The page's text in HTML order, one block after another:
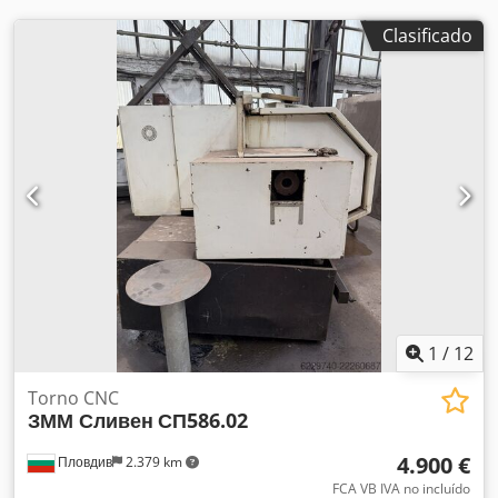
Clasificado
1 / 12
Пловдив 2.379 km
Torno CNC
ЗММ Сливен СП586.02
4.900 €
FCA VB IVA no incluído